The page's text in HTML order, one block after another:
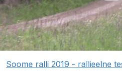
Soome ralli 2019 - rallieelne